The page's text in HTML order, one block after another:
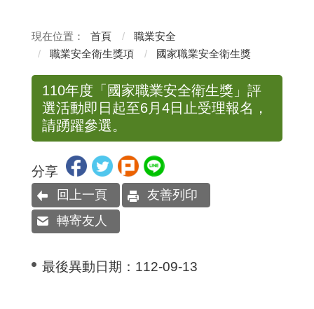
首頁
職業安全
職業安全衛生獎項
國家職業安全衛生獎
110年度「國家職業安全衛生獎」評
選活動即日起至6月4日止受理報名，
請踴躍參選。
分享
回上一頁
友善列印
轉寄友人
最後異動日期： 112-09-13